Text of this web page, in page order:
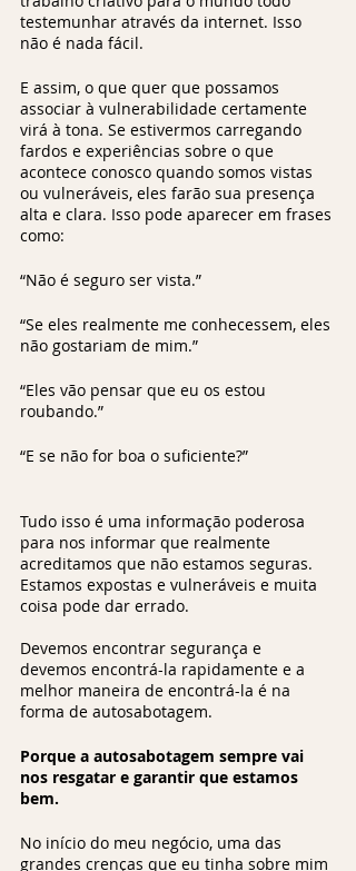
testemunhar através da internet. Isso
não é nada fácil.
E assim, o que quer que possamos
associar à vulnerabilidade certamente
virá à tona. Se estivermos carregando
fardos e experiências sobre o que
acontece conosco quando somos vistas
ou vulneráveis, eles farão sua presença
alta e clara. Isso pode aparecer em frases
como:
“Não é seguro ser vista.”
“Se eles realmente me conhecessem, eles
não gostariam de mim.”
“Eles vão pensar que eu os estou
roubando.”
“E se não for boa o suficiente?”
Tudo isso é uma informação poderosa
para nos informar que realmente
acreditamos que não estamos seguras.
Estamos expostas e vulneráveis ​​e muita
coisa pode dar errado.
Devemos encontrar segurança e
devemos encontrá-la rapidamente e a
melhor maneira de encontrá-la é na
forma de autosabotagem.
Porque a autosabotagem sempre vai
nos resgatar e garantir que estamos
bem.
No início do meu negócio, uma das
grandes crenças que eu tinha sobre mim